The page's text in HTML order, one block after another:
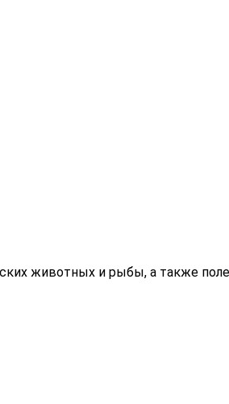
животных и рыбы, а также